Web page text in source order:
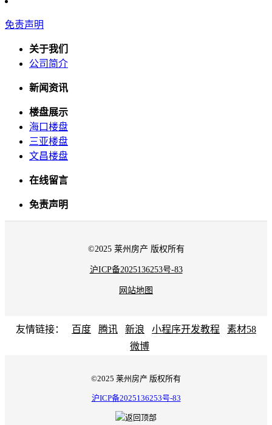
免责声明
关于我们
公司简介
新闻资讯
楼盘展示
海口楼盘
三亚楼盘
文昌楼盘
在线留言
免责声明
©2025 莱州房产 版权所有
沪ICP备2025136253号-83
网站地图
友情链接： 百度 腾讯 新浪 小程序开发教程
素材58
微博
©2025 莱州房产 版权所有
沪ICP备2025136253号-83